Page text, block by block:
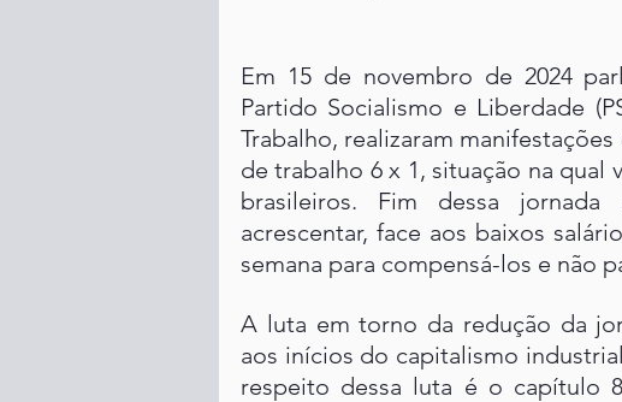
Em 15 de novembro de 2024
Partido Socialismo e Liberdade
Trabalho, realizaram
de trabalho 6 x 1, situação na qual
brasileiros. Fim dessa jornada
acrescentar, face aos baixos
semana para compensá-los e não
A luta em torno da redução da
aos inícios do capitalismo
respeito dessa luta é o capítulo